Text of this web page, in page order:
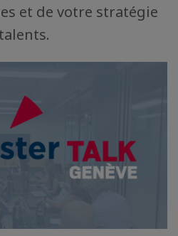
et de votre stratégie